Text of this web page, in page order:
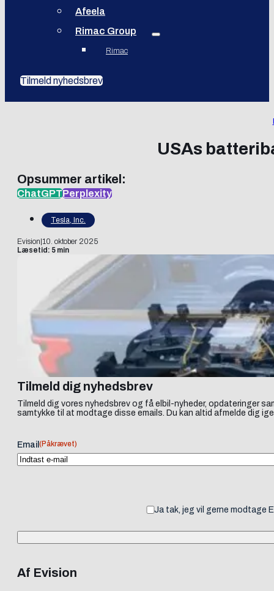
Afeela
Rimac Group
Rimac
Tilmeld nyhedsbrev
USAs
Opsummer artikel:
ChatGPTPerplexity
Tesla, Inc.
Evision 10. oktober 2025
Læsetid: 5 min
Tilmeld dig nyhedsbrev
Tilmeld dig vores nyhedsbrev og få elbil-nyheder, opdateringer
samtykke til at modtage disse emails. Du kan altid afmelde dig
Email (Påkrævet)
Ja tak, jeg vil gerne modtage
Af Evision